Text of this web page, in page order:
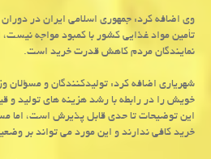
وی اضافه کرد: جمهوری اسلامی ایران در
تأمین مواد غذایی کشور با کمبود مواجه نیست،
نمایندگان مردم کاهش قدرت خرید است.
شهریاری اضافه کرد: تولیدکنندگان و مسؤلان
خویش را در رابطه با رشد هزینه های تولید و
این توضیحات تا حدی قابل پذیرش است، اما
خرید کافی ندارند و این مورد می تواند بر